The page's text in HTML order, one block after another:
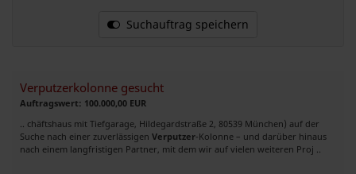
Suchauftrag speichern
Verputzerkolonne gesucht
Auftragswert: 100.000,00 EUR
.. chäftshaus mit Tiefgarage, Hildegardstraße 2, 80539 München) auf der
Suche nach einer zuverlässigen Verputzer-Kolonne – und darüber hinaus
nach einem langfristigen Partner, mit dem wir auf vielen weiteren Proj ..